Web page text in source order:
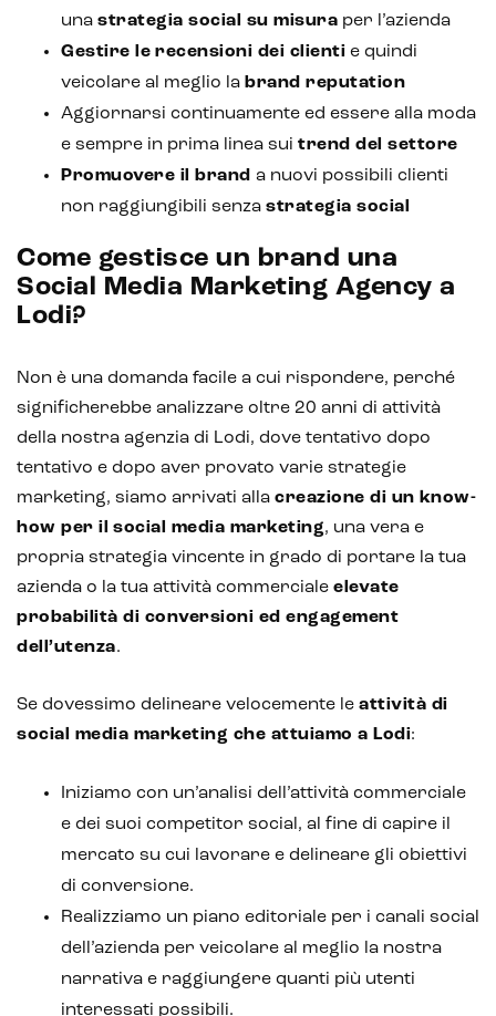
una strategia social su misura per l’azienda
Gestire le recensioni dei clienti e quindi
veicolare al meglio la brand reputation
Aggiornarsi continuamente ed essere alla moda
e sempre in prima linea sui trend del settore
Promuovere il brand a nuovi possibili clienti
non raggiungibili senza strategia social
Come gestisce un brand una
Social Media Marketing Agency a
Lodi?
Non è una domanda facile a cui rispondere, perché
significherebbe analizzare oltre 20 anni di attività
della nostra agenzia di Lodi, dove tentativo dopo
tentativo e dopo aver provato varie strategie
marketing, siamo arrivati alla creazione di un know-
how per il
social media marketing, una vera e
propria strategia vincente in grado di portare la tua
azienda o la tua attività commerciale elevate
probabilità di conversioni ed engagement
dell’utenza.
Se dovessimo delineare velocemente le attività di
social media marketing che attuiamo a Lodi:
Iniziamo con un’analisi dell’attività commerciale
e dei suoi competitor social, al fine di capire il
mercato su cui lavorare e delineare gli obiettivi
di conversione.
Realizziamo un piano editoriale per i canali social
dell’azienda per veicolare al meglio la nostra
narrativa e raggiungere quanti più utenti
interessati possibili.